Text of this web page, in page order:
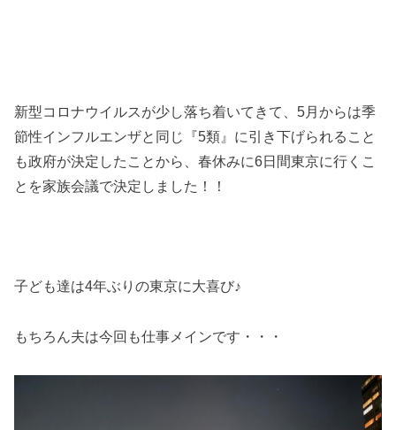
新型コロナウイルスが少し落ち着いてきて、5月からは季
節性インフルエンザと同じ『5類』に引き下げられること
も政府が決定したことから、春休みに6日間東京に行くこ
とを家族会議で決定しました！！
子ども達は4年ぶりの東京に大喜び♪
もちろん夫は今回も仕事メインです・・・